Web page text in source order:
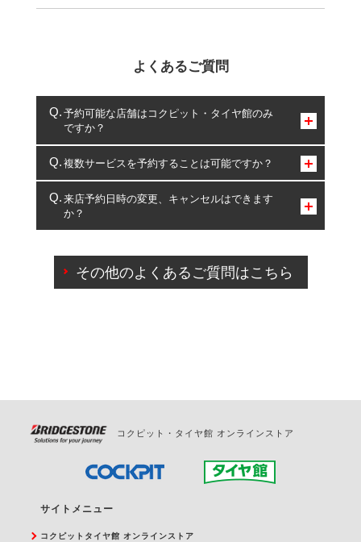
よくあるご質問
予約可能な店舗はコクピット・タイヤ館のみ
ですか？
コクピット・タイヤ館のみとなります。
複数サービスを予約することは可能ですか？
複数サービスのご予約は可能です。
一部の商品・サービスの組み合わせに限り、同時にご予約が
出来ないものもございます。
来店予約日時の変更、キャンセルはできます
か？
ご来店予約日の3営業日前を過ぎている場合のご予約
の日時変更につきましては、直接ご予約の店舗まで
その他のよくあるご質問はこちら
コクピット・タイヤ館 オンラインストア
サイトメニュー
コクピットタイヤ館 オンラインストア